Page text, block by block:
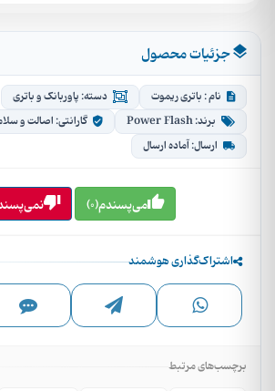
جزئیات محصول
نام : باتری ریموت
دسته: پاوربانک و باتری
برند: Power Flash
گارانتی: اصالت و
ارسال: آماده ارسال
می‌پسندم(0)
اشتراک‌گذاری هوشمند
برچسب‌های مرتبط